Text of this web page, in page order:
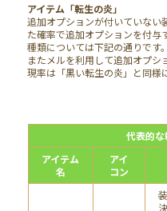
アイテム「転生の炎」
追加オプションが付いていない
た確率で追加オプションを付与
種類については下記の通りです。
またメルを利用して追加オプ
現率は「黒い転生の炎」と同様
代表的
アイテム
名
アイ
コン